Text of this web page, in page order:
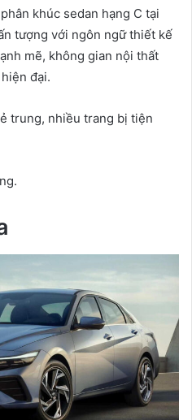
khúc sedan hạng C tại
tượng với ngôn ngữ thiết kế
mẽ, không gian nội thất
đại.
trung, nhiều trang bị tiện